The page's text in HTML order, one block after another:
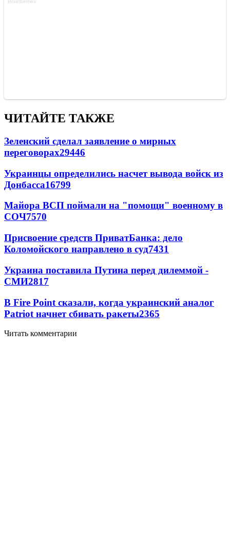
ЧИТАЙТЕ ТАКЖЕ
Зеленский сделал заявление о мирных
переговорах29446
Украинцы определились насчет вывода войск из
Донбасса16799
Майора ВСП поймали на "помощи" военному в
СОЧ7570
Присвоение средств ПриватБанка: дело
Коломойского направлено в суд7431
Украина поставила Путина перед дилеммой -
СМИ2817
В Fire Point сказали, когда украинский аналог
Patriot начнет сбивать ракеты2365
Читать комментарии